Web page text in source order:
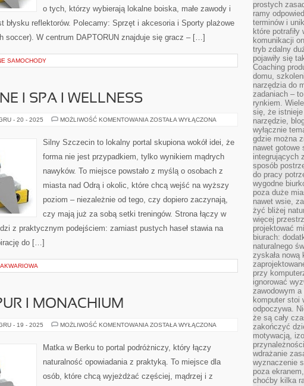
o tych, którzy wybierają lokalne boiska, małe zawody i
błysku reflektorów. Polecamy: Sprzęt i akcesoria i Sporty plażowe
soccer). W centrum DAPTORUN znajduje się gracz – […]
SAMOCHODY
I SPA I WELLNESS
- 20 - 2025 MOŻLIWOŚĆ KOMENTOWANIA SZLAKI
SPA
I
ZOSTAŁA WYŁĄCZONA
Silny Szczecin to lokalny portal skupiona wokół idei, że
forma nie jest przypadkiem, tylko wynikiem mądrych
nawyków. To miejsce powstało z myślą o osobach z
miasta nad Odrą i okolic, które chcą wejść na wyższy
poziom – niezależnie od tego, czy dopiero zaczynają,
czy mają już za sobą setki treningów. Strona łączy w
z praktycznym podejściem: zamiast pustych haseł stawia na
do […]
I MONACHIUM
- 19 - 2025 MOŻLIWOŚĆ KOMENTOWANIA KUALA
MONACHIUM
ZOSTAŁA WYŁĄCZONA
Matka w Berku to portal podróżniczy, który łączy
naturalność opowiadania z praktyką. To miejsce dla
osób, które chcą wyjeżdżać częściej, mądrzej i z
prostych
ramy
terminów i
które potrafiły
komunikacji
tryb zdalny
pojawiły się
Coaching
domu,
narzędzia do
zadaniach –
rynkiem.
się, że
narzędzie,
wyłącznie
gdzie można
nawet gotowe
integrujących
sposób
do pracy
wygodne
poza duże
nawet wsie,
żyć bliżej
więcej
projektować
biurach:
naturalnego
zyskała nową
przy
ignorować
zawodowym a
komputer stoi
odpoczywa.
że są cały
zakończyć
motywacją,
wdrażanie
wyznaczenie
poza
choćby kilka